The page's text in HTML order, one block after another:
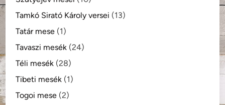
Tamkó Sirató Károly versei (13)
Tatár mese (1)
Tavaszi mesék (24)
Téli mesék (28)
Tibeti mesék (1)
Togoi mese (2)